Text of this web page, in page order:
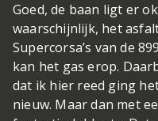
Goed, de baan ligt er
waarschijnlijk, het
Supercorsa’s van de
kan het gas erop.
dat ik hier reed ging
nieuw. Maar dan met